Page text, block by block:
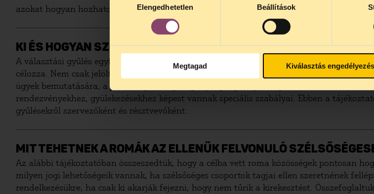
kiválasztásaElengedhetetlen Beállítások
Megtagad Kiválasztás
azokat hogyan hozhatod nyilvánosságra.
KI ÉS HOGYAN SZERVEZHET VÁLASZTÁSI GYŰLÉST?
A választási gyűlés egyfajta kampányeszköz, olyan gyülekezési forma, amely a
célozza. Nem csak jelöltek vagy pártok, hanem bárki szervezhet választási gyűlést.
ügyek bemutatására, a jelöltek, pártok pedig saját programjuk népszerűsítésére
rendezvényekhez, gyülekezésekhez képest vannak speciális szabályai. Ebben a
gyűlésekről szervezőként és résztvevőként.
MIT TEHETNEK A ROMÁK AZ ELLENÜK FELVONULÓ
Az alábbi tájékoztatóban összeszedtük, hogy a célba vett roma közösségek pontosan
milyen jogi lehetőségeik vannak, ha szélsőséges csoportok tagjai ellen szeretnének
rendelkezésükre, ha csak ki akarják fejezni, hogy nem tűrik a kirekesztést.